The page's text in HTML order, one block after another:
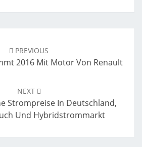
PREVIOUS
2016 Mit Motor Von Renault
NEXT
Strompreise In Deutschland,
Und Hybridstrommarkt